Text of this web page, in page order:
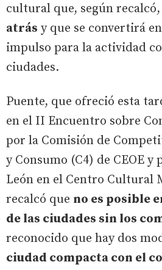
cultural que, según recalcó,
atrás y que se convertirá
impulso para la actividad
ciudades.
Puente, que ofreció esta
en el II Encuentro sobre
por la Comisión de
y Consumo (C4) de CEOE y
León en el Centro Cultural
recalcó que no es posible
de las ciudades sin los
reconocido que hay dos
ciudad compacta con el